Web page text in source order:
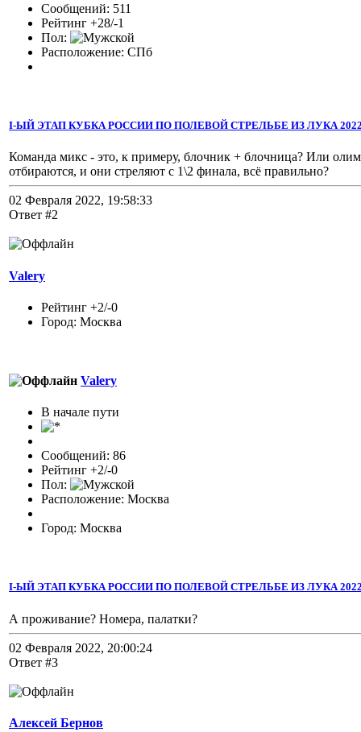
Сообщений: 511
Рейтинг +28/-1
Пол:
Расположение: СПб
I-ЫЙ ЭТАП КУБКА РОССИИ ПО ПОЛЕВОЙ СТРЕЛЬБЕ ИЗ ЛУКА 2022
Команда микс - это, к примеру, блочник + блочница? Или
отбираются, и они стреляют с 1\2 финала, всё правильно?
02 Февраля 2022, 19:58:33
Ответ #2
Valery
Рейтинг +2/-0
Город: Москва
Valery
В начале пути
Сообщений: 86
Рейтинг +2/-0
Пол:
Расположение: Москва
Город: Москва
I-ЫЙ ЭТАП КУБКА РОССИИ ПО ПОЛЕВОЙ СТРЕЛЬБЕ ИЗ ЛУКА 2022
А проживание? Номера, палатки?
02 Февраля 2022, 20:00:24
Ответ #3
Алексей Бернов